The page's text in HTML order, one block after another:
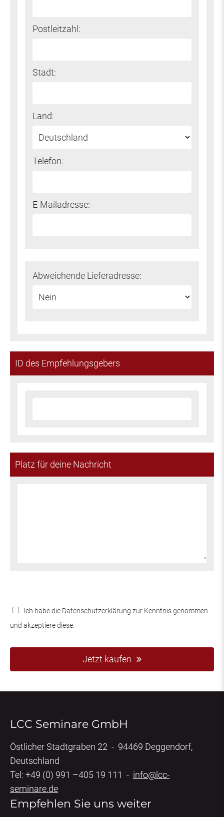
Postleitzahl:
Stadt:
Land:
Telefon:
E-Mailadresse:
Abweichende Lieferadresse:
ID des Empfehlungsgebers
Platz für deine Nachricht
Ich habe die Datenschutzerklärung zur Kenntnis genommen
und akzeptiere diese.
Jetzt kaufen
LCC Seminare GmbH
Östlicher Stadtgraben 22 - 94469 Deggendorf,
Deutschland
Tel: +49 (0) 991 –405 19 111 - info@lcc-
seminare.de
Empfehlen Sie uns weiter